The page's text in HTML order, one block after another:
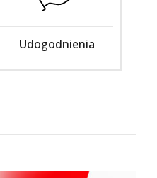
Udogodnienia